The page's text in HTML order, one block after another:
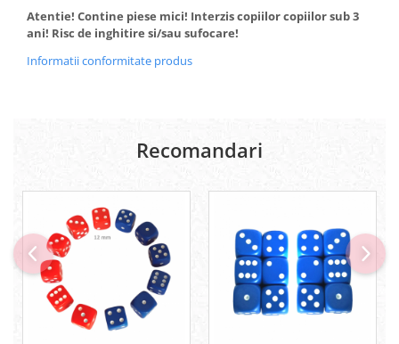
Atentie! Contine piese mici! Interzis copiilor copiilor sub 3
ani! Risc de inghitire si/sau sufocare!
Informatii conformitate produs
Recomandari